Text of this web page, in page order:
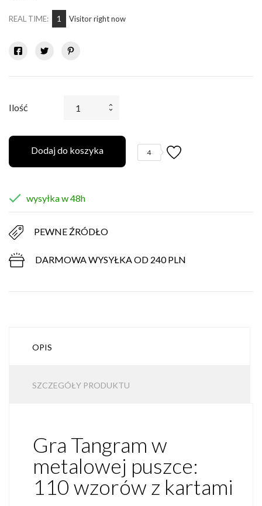
REAL TIME: 1 Visitor right now
Ilość
Dodaj do koszyka 4
 wysyłka w 48h
PEWNE ŹRÓDŁO
DARMOWA WYSYŁKA OD 240 PLN
OPIS
SZCZEGÓŁY PRODUKTU
Gra Tangram w
metalowej puszce:
110 wzorów z kartami